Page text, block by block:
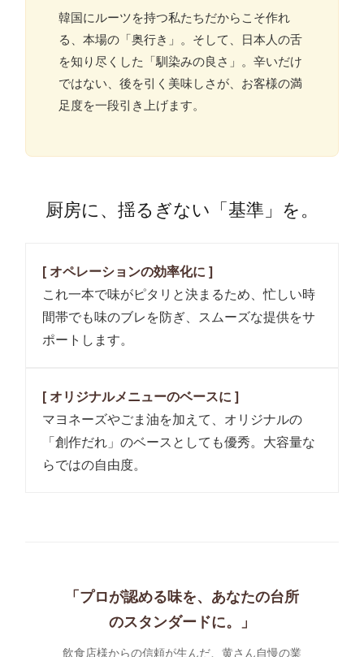
韓国にルーツを持つ私たちだからこそ作れ
る、本場の「奥行き」。そして、日本人の舌
を知り尽くした「馴染みの良さ」。辛いだけ
ではない、後を引く美味しさが、お客様の満
足度を一段引き上げます。
厨房に、揺るぎない「基準」を。
[ オペレーションの効率化に ]
これ一本で味がピタリと決まるため、忙しい時
間帯でも味のブレを防ぎ、スムーズな提供をサ
ポートします。
[ オリジナルメニューのベースに ]
マヨネーズやごま油を加えて、オリジナルの
「創作だれ」のベースとしても優秀。大容量な
らではの自由度。
「プロが認める味を、あなたの台所
のスタンダードに。」
飲食店様からの信頼が生んだ、黄さん自慢の業